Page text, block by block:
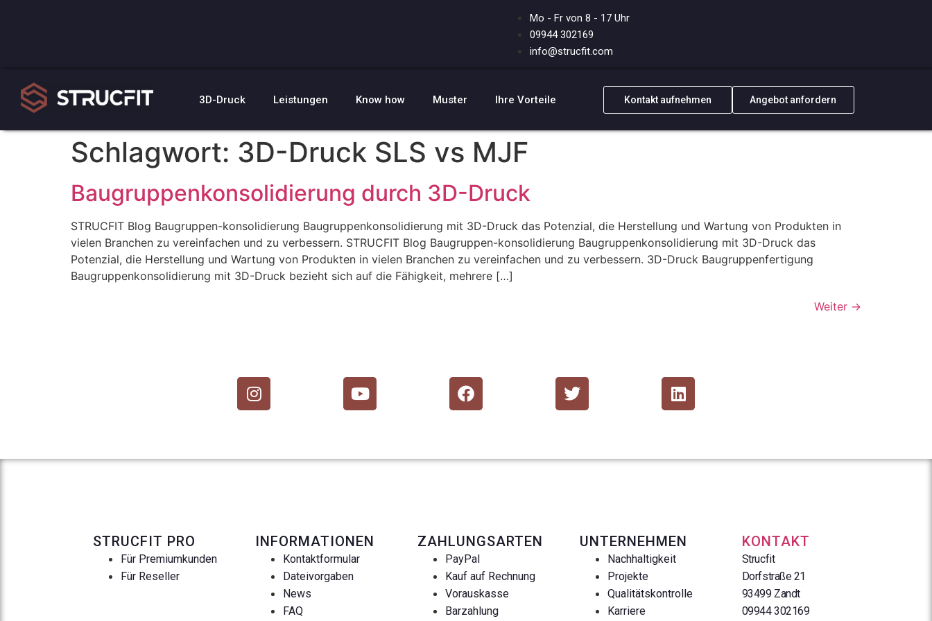
Mo - Fr von 8 - 17 Uhr
09944 302169
info@strucfit.com
3D-Druck Leistungen Know how Muster Ihre Vorteile Kontakt aufnehmen Angebot anfordern
Schlagwort: 3D-Druck SLS vs MJF
Baugruppenkonsolidierung durch 3D-Druck
STRUCFIT Blog Baugruppen-konsolidierung Baugruppenkonsolidierung mit 3D-Druck das Potenzial, die Herstellung und Wartung von Produkten in
vielen Branchen zu vereinfachen und zu verbessern. STRUCFIT Blog Baugruppen-konsolidierung Baugruppenkonsolidierung mit 3D-Druck das
Potenzial, die Herstellung und Wartung von Produkten in vielen Branchen zu vereinfachen und zu verbessern. 3D-Druck Baugruppenfertigung
Baugruppenkonsolidierung mit 3D-Druck bezieht sich auf die Fähigkeit, mehrere […]
Weiter →
STRUCFIT PRO
Für Premiumkunden
Für Reseller
INFORMATIONEN
Kontaktformular
Dateivorgaben
News
FAQ
ZAHLUNGSARTEN
PayPal
Kauf auf Rechnung
Vorauskasse
Barzahlung
UNTERNEHMEN
Nachhaltigkeit
Projekte
Qualitätskontrolle
Karriere
KONTAKT
Strucfit
Dorfstraße 21
93499 Zandt
09944 302169